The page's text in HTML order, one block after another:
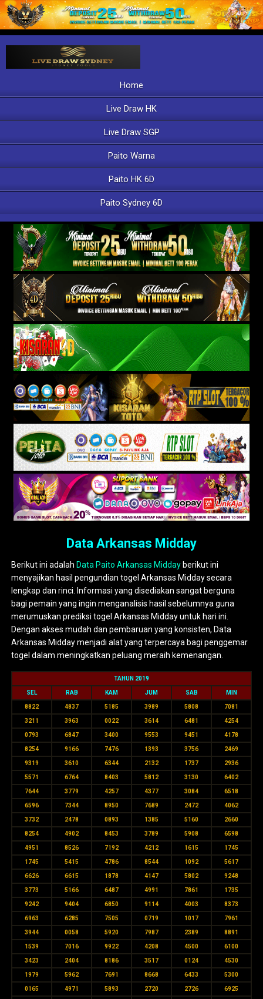
Home
Live Draw HK
Live Draw SGP
Paito Warna
Paito HK 6D
Paito Sydney 6D
Data Arkansas Midday
Berikut ini adalah Data Paito Arkansas Midday berikut ini
menyajikan hasil pengundian togel Arkansas Midday secara
lengkap dan rinci. Informasi yang disediakan sangat berguna
bagi pemain yang ingin menganalisis hasil sebelumnya guna
merumuskan prediksi togel Arkansas Midday untuk hari ini.
Dengan akses mudah dan pembaruan yang konsisten, Data
Arkansas Midday menjadi alat yang terpercaya bagi penggemar
togel dalam meningkatkan peluang meraih kemenangan.
TAHUN 2019
SEL RAB KAM JUM SAB MIN
8822 4837 5185 3989 5808 7081
3211 3963 0022 3614 6481 4254
0793 6847 3400 9553 9451 4178
8254 9166 7476 1393 3756 2469
9319 3610 6344 2132 1737 2936
5571 6764 8403 5812 3130 6402
7644 3779 4257 4377 3084 6518
6596 7344 8950 7689 2472 4062
3732 2478 0893 1385 5160 2660
8254 4902 8453 3789 5908 6598
4951 8526 7192 4212 1615 1745
1745 5415 4786 8544 1092 5617
6626 6615 1878 4147 5802 9248
3773 5166 6487 4991 7861 1735
9242 9404 6850 9114 4003 8373
6963 6285 7505 0719 1017 7961
3944 0058 5920 7987 2389 8891
1539 7016 9922 4208 4500 6100
3423 2404 8186 3517 0124 4530
1979 5962 7691 8668 6433 5300
0165 4971 5893 2720 2726 6925